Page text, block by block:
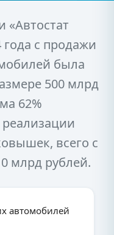
«Автостат
с продажи
была
500 млрд
62%
всего с
млрд рублей.
автомобилей